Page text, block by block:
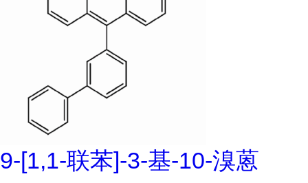
9-[1,1-联苯]-3-基-10-溴蒽